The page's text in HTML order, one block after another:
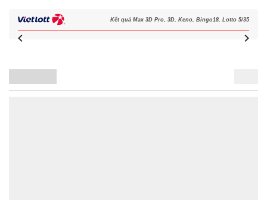
Kết quả Max 3D Pro, 3D, Keno, Bingo18, Lotto 5/35